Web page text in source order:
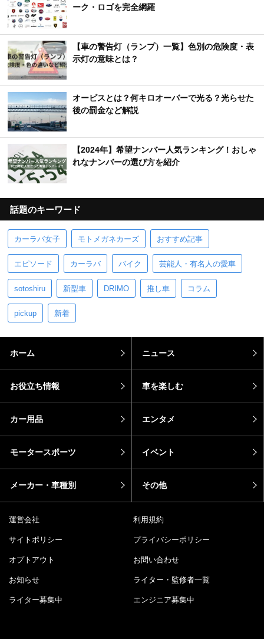
ーク・ロゴを完全網羅
【車の警告灯（ランプ）一覧】色別の危険度・表
示灯の意味とは？
オービスとは？何キロオーバーで光る？光らせた
後の罰金など解説
【2024年】希望ナンバー人気ランキング！おしゃ
れなナンバーの選び方を紹介
話題のキーワード
カーラバ女子 モトメガネカーズ おすすめ記事
エピソード カーラバ バイク 芸能人・有名人の愛車
sotoshiru 新型車 DRIMO 推し車 コラム
pickup 新着
ホーム ニュース
お役立ち情報 車を楽しむ
カー用品 エンタメ
モータースポーツ イベント
メーカー・車種別 その他
運営会社 利用規約
サイトポリシー プライバシーポリシー
オプトアウト お問い合わせ
お知らせ ライター・監修者一覧
ライター募集中 エンジニア募集中